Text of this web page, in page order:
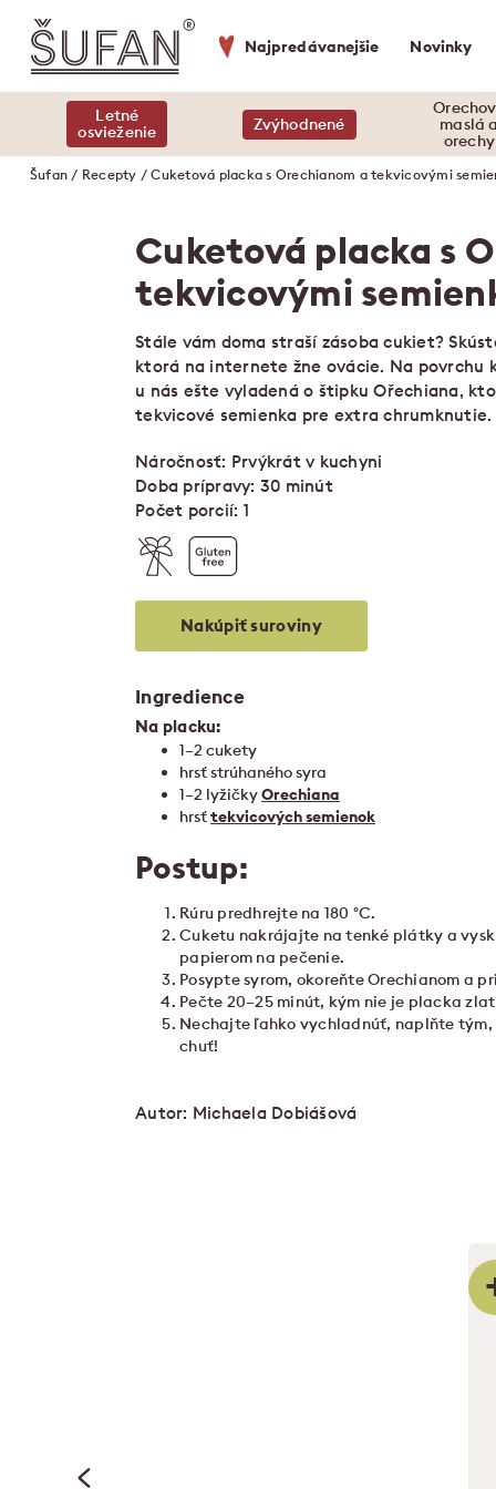
Najpredávanejšie Novinky
Letné
osvieženie
Zvýhodnené
maslá
orechy
Šufan / Recepty / Cuketová placka s Orechianom a tekvicovými
Cuketová placka s
tekvicovými
Stále vám doma straší zásoba cukiet?
ktorá na internete žne ovácie. Na povrchu
u nás ešte vyladená o štipku Ořechiana,
tekvicové semienka pre extra chrumknutie.
Náročnosť: Prvýkrát v kuchyni
Doba prípravy: 30 minút
Počet porcií: 1
Nakúpiť suroviny
Ingredience
Na placku:
1–2 cukety
hrsť strúhaného syra
1–2 lyžičkyOrechiana
hrsťtekvicových semienok
Postup:
Rúru predhrejte na 180 °C.
Cuketu nakrájajte na tenké plátky a
papierom na pečenie.
Posypte syrom, okoreňte Orechianom a
Pečte 20–25 minút, kým nie je placka
Nechajte ľahko vychladnúť, naplňte
chuť!
Autor: Michaela Dobiášová